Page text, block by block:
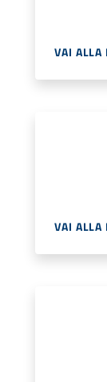
VAI ALLA
VAI ALLA